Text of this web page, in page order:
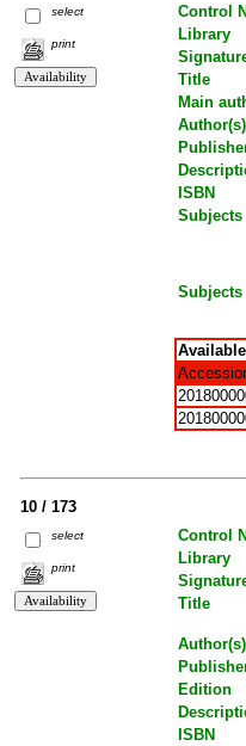
select
print
Control
Library
Title
Main
Author(s)
ISBN
Subjects
Subjects
10 / 173
select
print
Control
Library
Title
Author(s)
Edition
ISBN